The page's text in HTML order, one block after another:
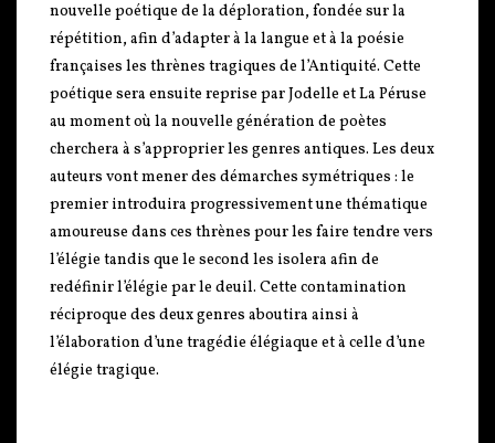
nouvelle poétique de la déploration, fondée sur la
répétition, afin d’adapter à la langue et à la poésie
françaises les thrènes tragiques de l’Antiquité. Cette
poétique sera ensuite reprise par Jodelle et La Péruse
au moment où la nouvelle génération de poètes
cherchera à s’approprier les genres antiques. Les deux
auteurs vont mener des démarches symétriques : le
premier introduira progressivement une thématique
amoureuse dans ces thrènes pour les faire tendre vers
l’élégie tandis que le second les isolera afin de
redéfinir l’élégie par le deuil. Cette contamination
réciproque des deux genres aboutira ainsi à
l’élaboration d’une tragédie élégiaque et à celle d’une
élégie tragique.